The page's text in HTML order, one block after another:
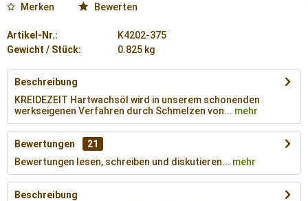
Merken Bewerten
Artikel-Nr.:
K4202-375
Gewicht / Stück:
0.825 kg
Beschreibung
KREIDEZEIT Hartwachsöl wird in unserem schonenden
werkseigenen Verfahren durch Schmelzen von... mehr
Bewertungen
21
Bewertungen lesen, schreiben und diskutieren... mehr
Beschreibung